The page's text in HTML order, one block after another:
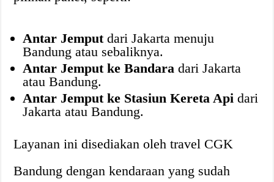
Antar Jemputdari Jakarta menuju
Bandung atau sebaliknya.
Antar Jemput ke Bandara dari Jakarta
atau Bandung.
Antar Jemput ke Stasiun Kereta Api dari
Jakarta atau Bandung.
Layanan ini disediakan oleh travel CGK
Bandung dengan kendaraan yang sudah